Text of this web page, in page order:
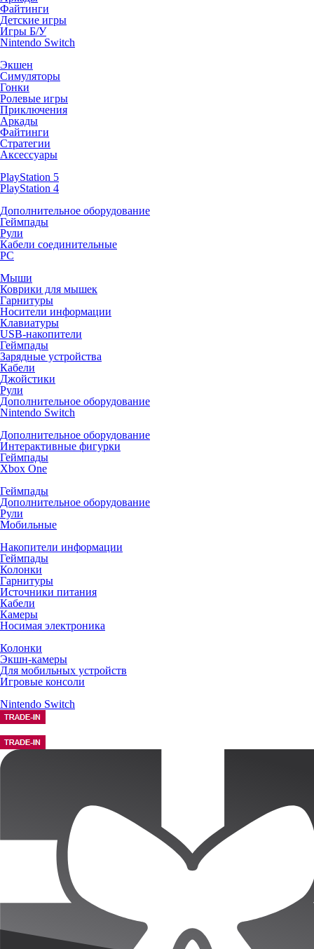
Файтинги
Детские игры
Игры Б/У
Nintendo Switch
Экшен
Симуляторы
Гонки
Ролевые игры
Приключения
Аркады
Файтинги
Стратегии
Аксессуары
PlayStation 5
PlayStation 4
Дополнительное оборудование
Геймпады
Рули
Кабели соединительные
PC
Мыши
Коврики для мышек
Гарнитуры
Носители информации
Клавиатуры
USB-накопители
Геймпады
Зарядные устройства
Кабели
Джойстики
Рули
Дополнительное оборудование
Nintendo Switch
Дополнительное оборудование
Интерактивные фигурки
Геймпады
Xbox One
Геймпады
Дополнительное оборудование
Рули
Мобильные
Накопители информации
Геймпады
Колонки
Гарнитуры
Источники питания
Кабели
Камеры
Носимая электроника
Колонки
Экшн-камеры
Для мобильных устройств
Игровые консоли
Nintendo Switch